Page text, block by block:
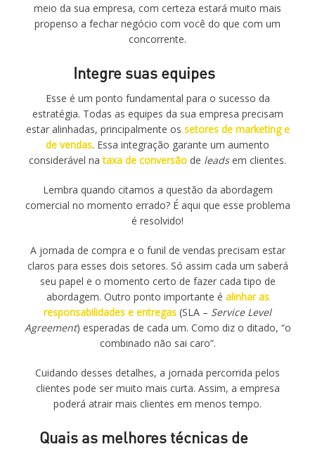
meio da sua empresa, com certeza estará muito mais
propenso a fechar negócio com você do que com um
concorrente.
Integre suas equipes
Esse é um ponto fundamental para o sucesso da
estratégia. Todas as equipes da sua empresa precisam
estar alinhadas, principalmente os setores de marketing e
de vendas. Essa integração garante um aumento
considerável na taxa de conversão de leadsem clientes.
Lembra quando citamos a questão da abordagem
comercial no momento errado? É aqui que esse problema
é resolvido!
A jornada de compra e o funil de vendas precisam estar
claros para esses dois setores. Só assim cada um saberá
seu papel e o momento certo de fazer cada tipo de
abordagem. Outro ponto importante é alinhar as
responsabilidades e entregas (SLA – Service Level
Agreement) esperadas de cada um. Como diz o ditado, “o
combinado não sai caro”.
Cuidando desses detalhes, a jornada percorrida pelos
clientes pode ser muito mais curta. Assim, a empresa
poderá atrair mais clientes em menos tempo.
Quais as melhores técnicas de